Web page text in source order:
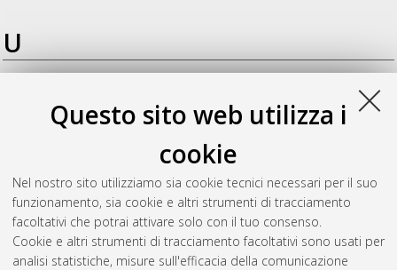
Questo sito web utilizza i
cookie
Nel nostro sito utilizziamo sia cookie tecnici necessari per il suo
funzionamento, sia cookie e altri strumenti di tracciamento
facoltativi che potrai attivare solo con il tuo consenso.
Cookie e altri strumenti di tracciamento facoltativi sono usati per
analisi statistiche, misure sull'efficacia della comunicazione
U
Resources for the Identification of Polymorphisms Associated
with Phenotypic Features and Evolutionary Aspects,
[Dissertation thesis], Alma Mater Studiorum Università di
Bologna. Dottorato di ricerca inScienze e tecnologie agrarie,
ambientali e alimentari, 29 Ciclo. DOI
10.6092/unibo/amsdottorato/8102.
Questa lista e' stata generata ilSat Aug 8 20:44:41 2026